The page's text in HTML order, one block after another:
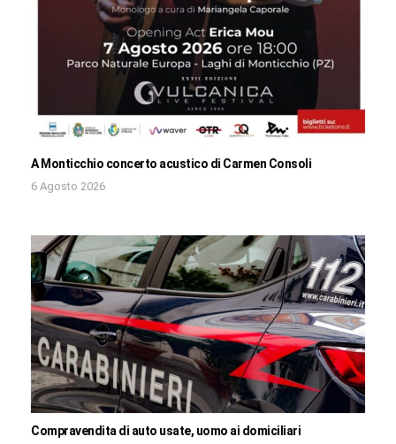
A Monticchio concerto acustico di Carmen Consoli
6 Agosto 2026
Compravendita di auto usate, uomo ai domiciliari